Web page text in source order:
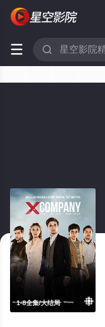
 
1-8全集/大结局